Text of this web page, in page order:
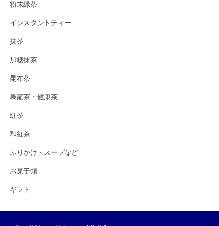
粉末緑茶
インスタントティー
抹茶
加糖抹茶
昆布茶
烏龍茶・健康茶
紅茶
和紅茶
ふりかけ・スープなど
お菓子類
ギフト